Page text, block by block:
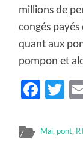
millions de
congés payés
quant aux
pompon et
Mai, pont,